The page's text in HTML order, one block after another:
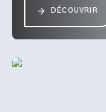
DÉCOUVRIR